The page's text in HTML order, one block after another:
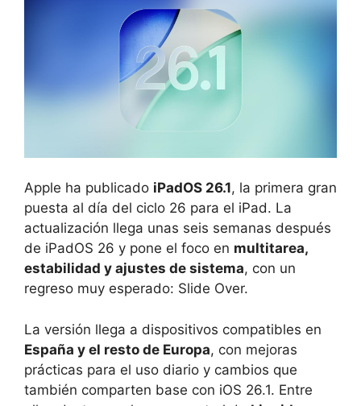
Apple ha publicado iPadOS 26.1, la primera gran
puesta al día del ciclo 26 para el iPad. La
actualización llega unas seis semanas después
de iPadOS 26 y pone el foco en multitarea,
estabilidad y ajustes de sistema, con un
regreso muy esperado: Slide Over.
La versión llega a dispositivos compatibles en
España y el resto de Europa, con mejoras
prácticas para el uso diario y cambios que
también comparten base con iOS 26.1. Entre